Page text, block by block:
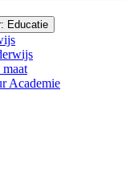
Educatie
Academie